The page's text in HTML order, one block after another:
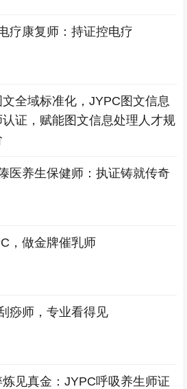
疗康复师：持证控电疗
文全域标准化，JYPC图文信息
认证，赋能图文信息处理人才规
医养生保健师：执证铸就传奇
，做金牌催乳师
痧师，专业看得见
见真金：JYPC呼吸养生师证